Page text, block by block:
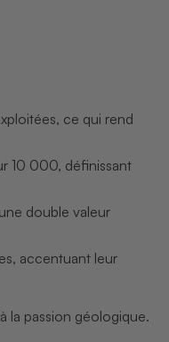
ce qui rend
10 000, définissant
double valeur
accentuant leur
la passion géologique.